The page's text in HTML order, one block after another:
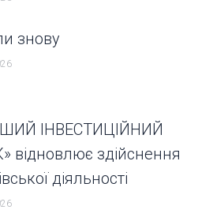
знову
ІНВЕСТИЦІЙНИЙ
відновлює здійснення
діяльності